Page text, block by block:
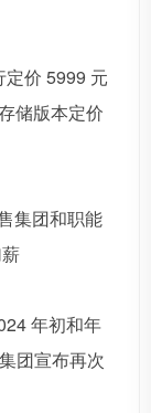
价 5999 元
储版本定价
集团和职能
年初和年
团宣布再次